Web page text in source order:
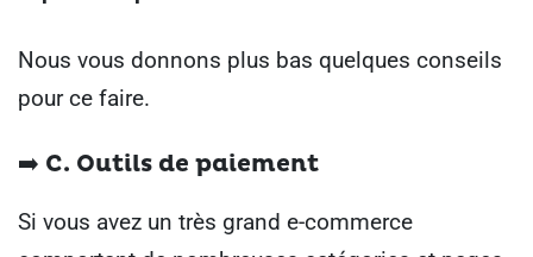
Nous vous donnons plus bas quelques conseils
pour ce faire.
➡️ C. Outils de paiement
Si vous avez un très grand e-commerce